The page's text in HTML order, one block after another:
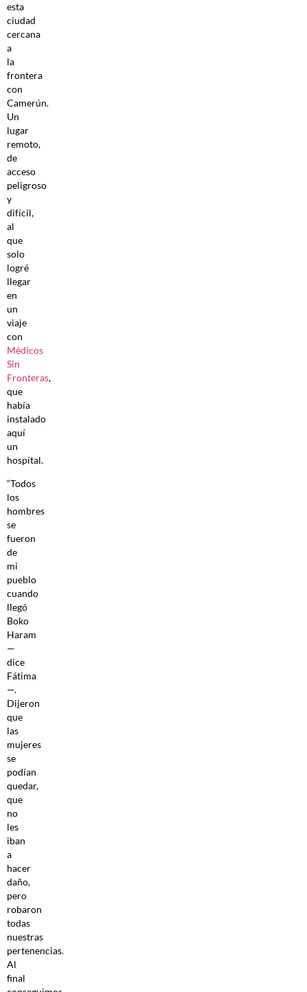
esta
ciudad
cercana
a
la
frontera
con
Camerún.
Un
lugar
remoto,
de
acceso
peligroso
y
difícil,
al
que
solo
logré
llegar
en
un
viaje
con
Médicos
Sin
Fronteras,
que
había
instalado
aquí
un
hospital.
“Todos
los
hombres
se
fueron
de
mi
pueblo
cuando
llegó
Boko
Haram
—
dice
Fátima
—.
Dijeron
que
las
mujeres
se
podían
quedar,
que
no
les
iban
a
hacer
daño,
pero
robaron
todas
nuestras
pertenencias.
Al
final